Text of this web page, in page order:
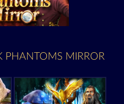
PHANTOMS MIRROR